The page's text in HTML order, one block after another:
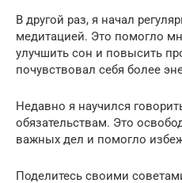
В другой раз, я начал
медитацией. Это помогло
улучшить сон и повысить
почувствовал себя более
Недавно я научился
обязательствам. Это
важных дел и помогло
Поделитесь своими